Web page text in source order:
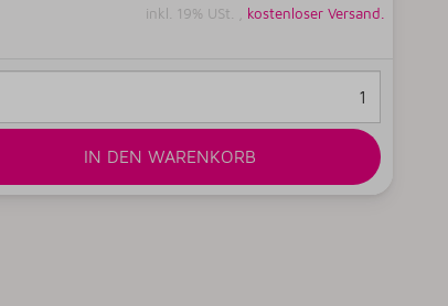
inkl. 19% USt. , kostenloser Versand.
IN DEN WARENKORB